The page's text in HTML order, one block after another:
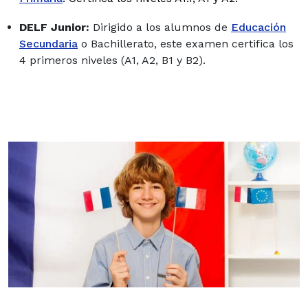
DELF Junior: Dirigido a los alumnos de Educación
Secundaria o Bachillerato, este examen certifica los
4 primeros niveles (A1, A2, B1 y B2).